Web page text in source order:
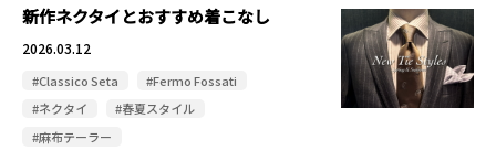
新作ネクタイとおすすめ着こなし
2026.03.12
#Classico Seta
#Fermo Fossati
#ネクタイ
#春夏スタイル
#麻布テーラー